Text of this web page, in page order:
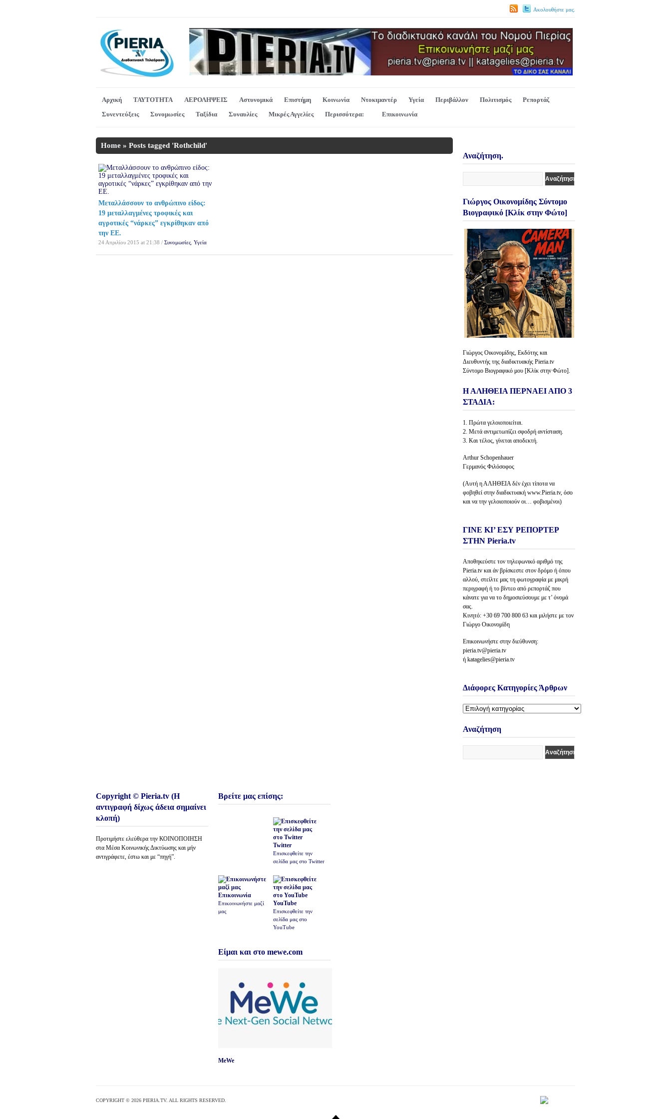
Ακολουθήστε μας.
Αρχική ΤΑΥΤΟΤΗΤΑ ΑΕΡΟΛΗΨΕΙΣ Αστυνομικά Επιστήμη Κοινωνία Ντοκιμαντέρ Υγεία Περιβάλλον Πολιτισμός
Ρεπορτάζ
Συνεντεύξεις
Συνομωσίες Ταξίδια Συναυλίες Μικρές Αγγελίες Περισσότερα: Επικοινωνία
Home » Posts tagged 'Rothchild'
Μεταλλάσσουν το ανθρώπινο είδος:
19 μεταλλαγμένες τροφικές και
αγροτικές “νάρκες” εγκρίθηκαν από
την ΕΕ.
24 Απριλίου 2015 at 21:38 / Συνομωσίες Υγεία
Αναζήτηση.
Γιώργος Οικονομίδης Σύντομο
Βιογραφικό [Κλίκ στην Φώτο]
Γιώργος Οικονομίδης, Εκδότης και
Διευθυντής της διαδικτυακής Pieria.tv
Σύντομο Βιογραφικό μου [Κλίκ στην Φώτο].
Η ΑΛΗΘΕΙΑ ΠΕΡΝΑΕΙ ΑΠΟ 3
ΣΤΑΔΙΑ:
1. Πρώτα γελοιοποιείται.
2. Μετά αντιμετωπίζει σφοδρή αντίσταση.
3. Και τέλος, γίνεται αποδεκτή.
Arthur Schopenhauer
Γερμανός Φιλόσοφος
(Αυτή η ΑΛΗΘΕΙΑ δέν έχει τίποτα να
φοβηθεί στην διαδικτυακή www.Pieria.tv, όσο
και να την γελοιοποιούν οι… φοβισμένοι)
ΓΙΝΕ ΚΙ’ ΕΣΥ ΡΕΠΟΡΤΕΡ
ΣΤΗΝ Pieria.tv
Αποθηκεύστε τον τηλεφωνικό αριθμό της
Pieria.tv και άν βρίσκεστε στον δρόμο ή όπου
αλλού, στείλτε μας τη φωτογραφία με μικρή
περιγραφή ή το βίντεο από ρεπορτάζ που
κάνατε για να το δημοσιεύσουμε με τ’ όνομά
σας.
Κινητό: +30 69 700 800 63 και μιλήστε με τον
Γιώργο Οικονομίδη
Επικοινωνήστε στην διεύθυνση:
pieria.tv@pieria.tv
ή katagelies@pieria.tv
Διάφορες Κατηγορίες Άρθρων
Διάφορες
Άρθρων
Αναζήτηση
Copyright © Pieria.tv (Η
αντιγραφή δίχως άδεια σημαίνει
κλοπή)
Προτιμήστε ελεύθερα την ΚΟΙΝΟΠΟΙΗΣΗ
στα Μέσα Κοινωνικής Δικτύωσης και μήν
αντιγράφετε, έστω και με “πηγή”.
Βρείτε μας επίσης:
Twitter
Επισκεφθείτε την
σελίδα μας στο Twitter
Επικοινωνία
Επικοινωνήστε μαζί
μας
YouTube
Επισκεφθείτε την
σελίδα μας στο
YouTube
Είμαι και στο mewe.com
MeWe
COPYRIGHT © 2026 PIERIA.TV. ALL RIGHTS RESERVED.